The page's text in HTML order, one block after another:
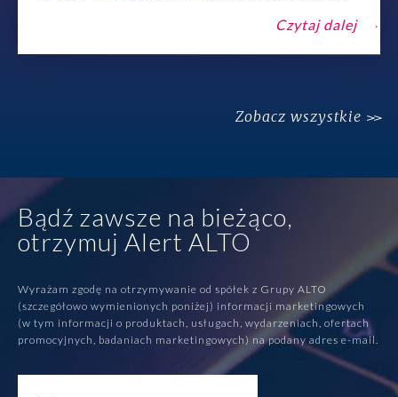
Czytaj dalej
Zobacz wszystkie
Bądź zawsze na bieżąco,
otrzymuj Alert ALTO
Wyrażam zgodę na otrzymywanie od spółek z Grupy ALTO
(szczegółowo wymienionych poniżej) informacji marketingowych
(w tym informacji o produktach, usługach, wydarzeniach, ofertach
promocyjnych, badaniach marketingowych) na podany adres e-mail.